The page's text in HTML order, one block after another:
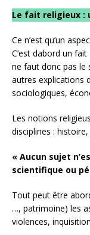
Le fait religieux :
Ce n’est qu’un
C’est dabord un
ne faut donc pas le
autres explications
sociologiques,
Les notions
disciplines :
« Aucun sujet
scientifique ou
Tout peut être
…, patrimoine) les
violences,